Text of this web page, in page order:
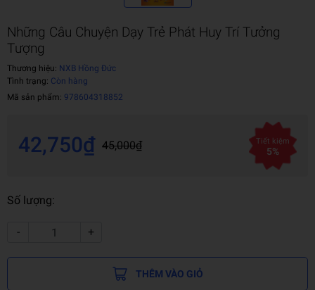
Những Câu Chuyện Dạy Trẻ Phát Huy Trí Tưởng
Tượng
Thương hiệu: NXB Hồng Đức
Tình trạng: Còn hàng
Mã sản phẩm: 978604318852
42,750₫ 45,000₫ Tiết kiệm
5%
Số lượng:
- +
THÊM VÀO GIỎ